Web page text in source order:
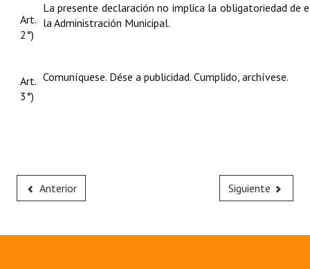
Art.
2°)
La presente declaración no implica la obligatoriedad de
la Administración Municipal.
Art.
3°)
Comuníquese. Dése a publicidad. Cumplido, archívese.
Anterior Siguiente